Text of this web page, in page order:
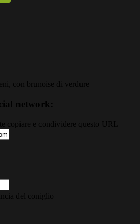
network:
copiare e condividere questo URL
del coniglio